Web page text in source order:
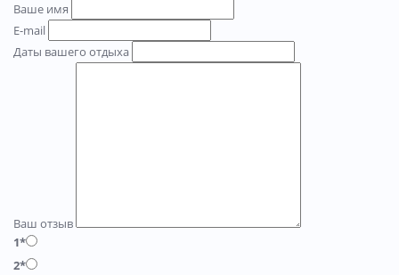
Ваше имя
E-mail
Даты вашего отдыха
Ваш отзыв
1*
2*